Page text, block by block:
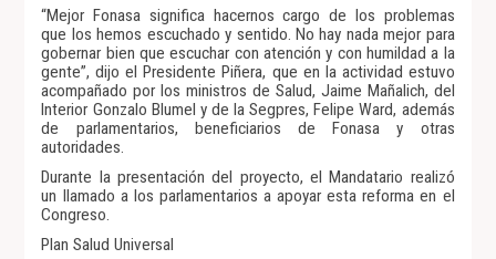
“Mejor Fonasa significa hacernos cargo de los problemas
que los hemos escuchado y sentido. No hay nada mejor para
gobernar bien que escuchar con atención y con humildad a la
gente”, dijo el Presidente Piñera, que en la actividad estuvo
acompañado por los ministros de Salud, Jaime Mañalich, del
Interior Gonzalo Blumel y de la Segpres, Felipe Ward, además
de parlamentarios, beneficiarios de Fonasa y otras
autoridades.
Durante la presentación del proyecto, el Mandatario realizó
un llamado a los parlamentarios a apoyar esta reforma en el
Congreso.
Plan Salud Universal